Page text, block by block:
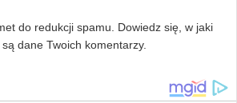
do redukcji spamu. Dowiedz się, w jaki
dane Twoich komentarzy.